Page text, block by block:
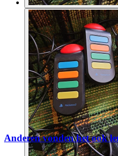
Anderen vonden het ook